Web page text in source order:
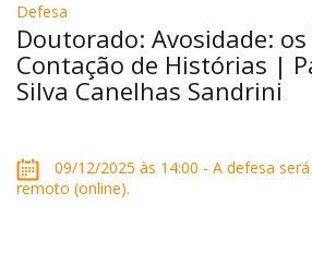
Defesa
Doutorado: Avosidade: os
Contação de Histórias |
Silva Canelhas Sandrini
09/12/2025 às 14:00 - A defesa
remoto (online).